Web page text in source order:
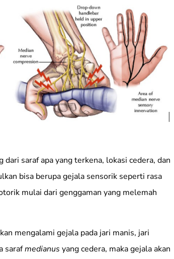
saraf apa yang terkena, lokasi cedera, dan
bisa berupa gejala sensorik seperti rasa
mulai dari genggaman yang melemah
mengalami gejala pada jari manis, jari
sarafmedianus yang cedera, maka gejala akan